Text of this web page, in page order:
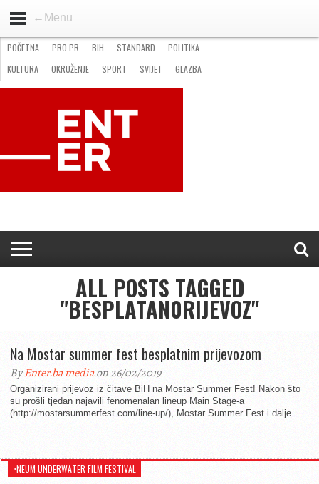
←Menu
STANDARD
GOSPODARSTVO
OKRUŽENJE
POČETNA PRO.PR BIH STANDARD
POLITIKA
KULTURA
OKRUŽENJE SPORT SVIJET
GLAZBA
NATJEČAJI
FILMING LOCATION IN BH KONTAKT
ALL POSTS TAGGED
"BESPLATAN0RIJEVOZ"
Na Mostar summer fest besplatnim prijevozom
ByEnter.ba mediaon 26/02/2019
Organizirani prijevoz iz čitave BiH na Mostar Summer Fest! Nakon što
su prošli tjedan najavili fenomenalan lineup Main Stage-a
(http://mostarsummerfest.com/line-up/), Mostar Summer Fest i dalje...
>NEUM UNDERWATER FILM FESTIVAL